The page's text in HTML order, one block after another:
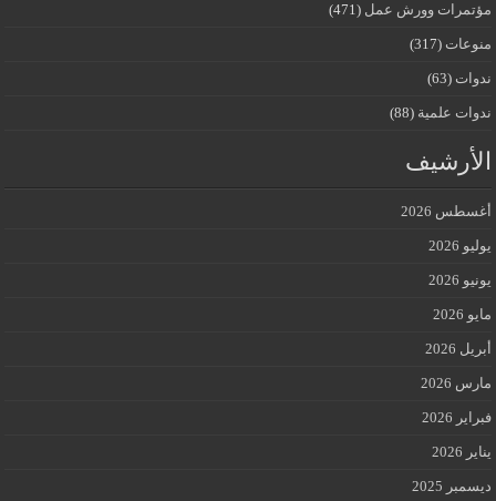
مؤتمرات وورش عمل (471)
منوعات (317)
ندوات (63)
ندوات علمية (88)
الأرشيف
أغسطس 2026
يوليو 2026
يونيو 2026
مايو 2026
أبريل 2026
مارس 2026
فبراير 2026
يناير 2026
ديسمبر 2025